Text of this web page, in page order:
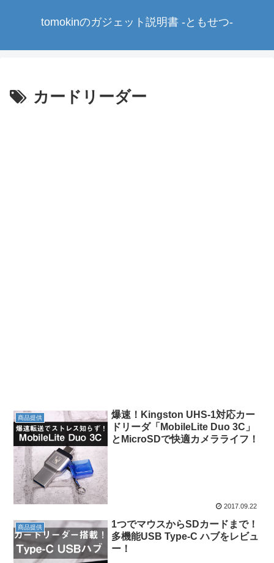
tomokinのガジェット説明書 -ともせつ-
カードリーダー
商品提供
爆速！Kingston UHS-1対応カー
ドリーダ「MobileLite Duo 3C」
とMicroSDで快適カメラライフ！
2017.09.22
商品提供
1つでマウスからSDカードまで！
多機能USB Type-C ハブをレビュ
ー！